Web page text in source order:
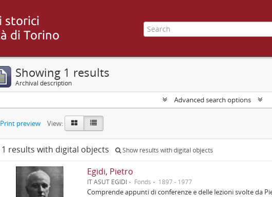
Showing 1 results
Archival description
Advanced search options
Print preview View:
1 results with digital objects Show results with digital objects
Egidi, Pietro
IT ASUT EGIDI Fonds 1897 - 1977
Comprende appunti di conferenze e delle lezioni svolte da